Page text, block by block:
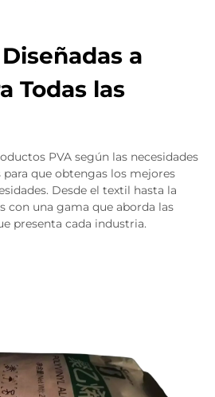
a
Todas las
PVA según las necesidades
que obtengas los mejores
Desde el textil hasta la
con una gama que aborda las
presenta cada industria.